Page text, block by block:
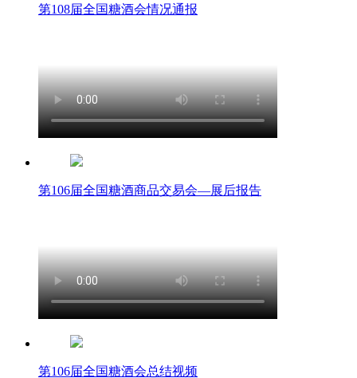
第108届全国糖酒会情况通报
第106届全国糖酒商品交易会—展后报告
第106届全国糖酒会总结视频